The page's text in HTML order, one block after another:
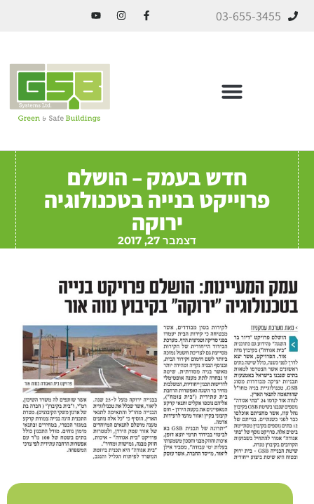
03-655-3455
חדש בעמק – הושלם
פרוייקט בנייה בטכנולוגיה
ירוקה
דצמבר 27, 2017